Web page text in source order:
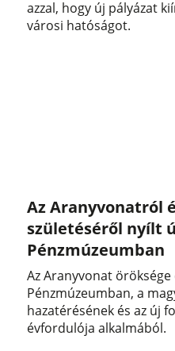
azzal, hogy új pályázat
városi hatóságot.
Az Aranyvonatról
születéséről nyílt
Pénzmúzeumban
Az Aranyvonat
Pénzmúzeumban, a
hazatérésének és az új
évfordulója alkalmából.